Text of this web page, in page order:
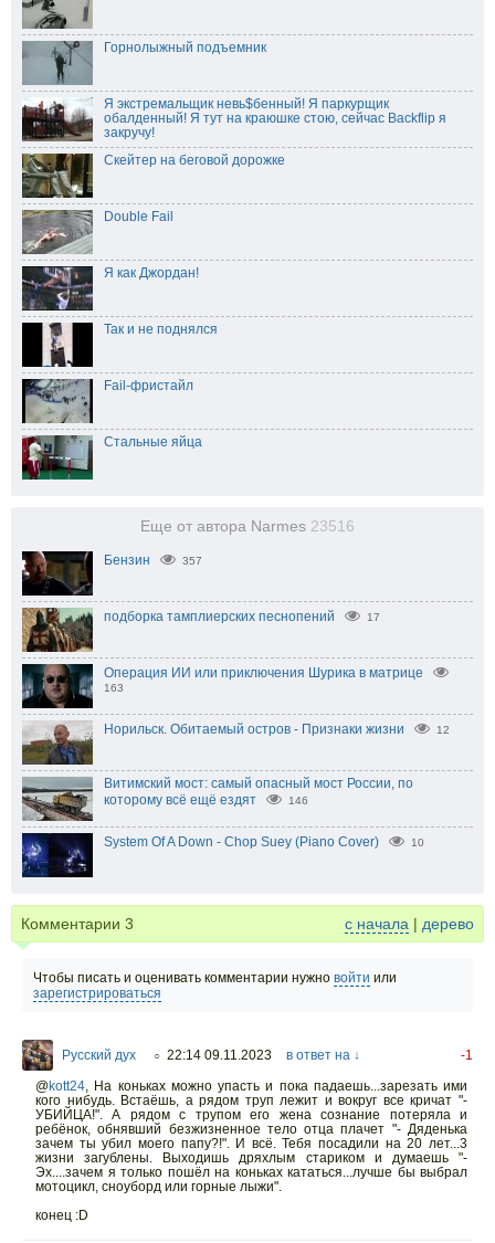
Горнолыжный подъемник
Я экстремальщик невь$бенный! Я паркурщик
обалденный! Я тут на краюшке стою, сейчас Backflip я
закручу!
Скейтер на беговой дорожке
Double Fail
Я как Джордан!
Так и не поднялся
Fail-фристайл
Стальные яйца
Еще от автора Narmes 23516
Бензин 357
подборка тамплиерских песнопений 17
Операция ИИ или приключения Шурика в матрице
163
Норильск. Обитаемый остров - Признаки жизни 12
Витимский мост: самый опасный мост России, по
которому всё ещё ездят
146
System Of A Down - Chop Suey (Piano Cover) 10
Комментарии 3 с начала | дерево
Чтобы писать и оценивать комментарии нужно войти или
зарегистрироваться
Русский дух ○ 22:14 09.11.2023 в ответ на ↓
-1
@kott24
На коньках можно упасть и пока падаешь...зарезать ими
кого нибудь. Встаёшь, а рядом труп лежит и вокруг все кричат "-
УБИЙЦА!". А рядом с трупом его жена сознание потеряла и
ребёнок, обнявший безжизненное тело отца плачет "- Дяденька
зачем ты убил моего папу?!". И всё. Тебя посадили на 20 лет...3
жизни загублены. Выходишь дряхлым стариком и думаешь "-
Эх....зачем я только пошёл на коньках кататься...лучше бы выбрал
мотоцикл, сноуборд или горные лыжи".
конец :D